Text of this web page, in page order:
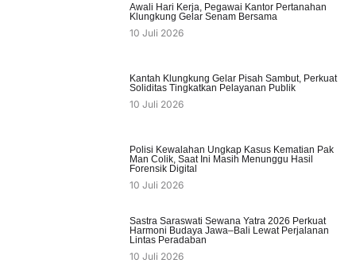
Awali Hari Kerja, Pegawai Kantor Pertanahan
Klungkung Gelar Senam Bersama
10 Juli 2026
Kantah Klungkung Gelar Pisah Sambut, Perkuat
Soliditas Tingkatkan Pelayanan Publik
10 Juli 2026
Polisi Kewalahan Ungkap Kasus Kematian Pak
Man Colik, Saat Ini Masih Menunggu Hasil
Forensik Digital
10 Juli 2026
Sastra Saraswati Sewana Yatra 2026 Perkuat
Harmoni Budaya Jawa–Bali Lewat Perjalanan
Lintas Peradaban
10 Juli 2026